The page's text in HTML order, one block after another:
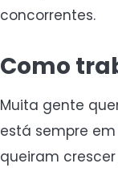
concorrentes.
Como
Muita gente
está sempre
queiram